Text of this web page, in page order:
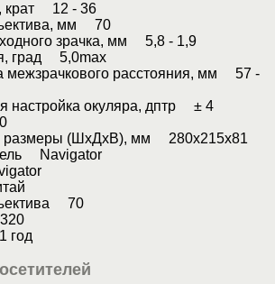
крат 12 - 36
мм 70
зрачка, мм 5,8 - 1,9
град 5,0max
межзрачкового расстояния, мм 57 -
настройка окуляра, дптр ± 4
размеры (ШхДхВ), мм 280х215х81
Navigator
70
год